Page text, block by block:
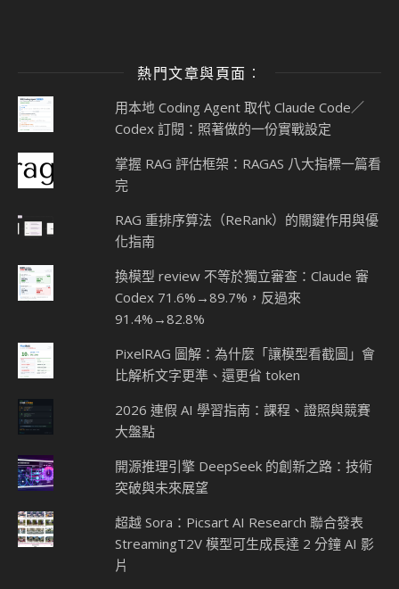
熱門文章與頁面︰
用本地 Coding Agent 取代 Claude Code／
Codex 訂閱：照著做的一份實戰設定
掌握 RAG 評估框架：RAGAS 八大指標一篇看
完
RAG 重排序算法（ReRank）的關鍵作用與優
化指南
換模型 review 不等於獨立審查：Claude 審
Codex 71.6%→89.7%，反過來
91.4%→82.8%
PixelRAG 圖解：為什麼「讓模型看截圖」會
比解析文字更準、還更省 token
2026 連假 AI 學習指南：課程、證照與競賽
大盤點
開源推理引擎 DeepSeek 的創新之路：技術
突破與未來展望
超越 Sora：Picsart AI Research 聯合發表
StreamingT2V 模型可生成長達 2 分鐘 AI 影
片